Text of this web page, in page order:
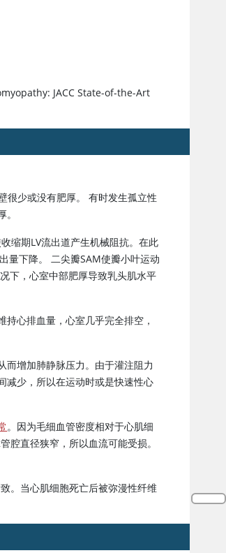
JACC State-of-the-Art
很少或没有肥厚。 有时发生孤立性
缩期LV流出道产生机械阻抗。在此
量下降。 二尖瓣SAM使瓣小叶运动
下，心室中部肥厚导致乳头肌水平
心排血量，心室几乎完全排空，
而增加肺静脉压力。由于灌注阻力
减少，所以在运动时或是快速性心
。因为毛细血管密度相对于心肌细
腔直径狭窄，所以血流可能受损。
。当心肌细胞死亡后被弥漫性纤维